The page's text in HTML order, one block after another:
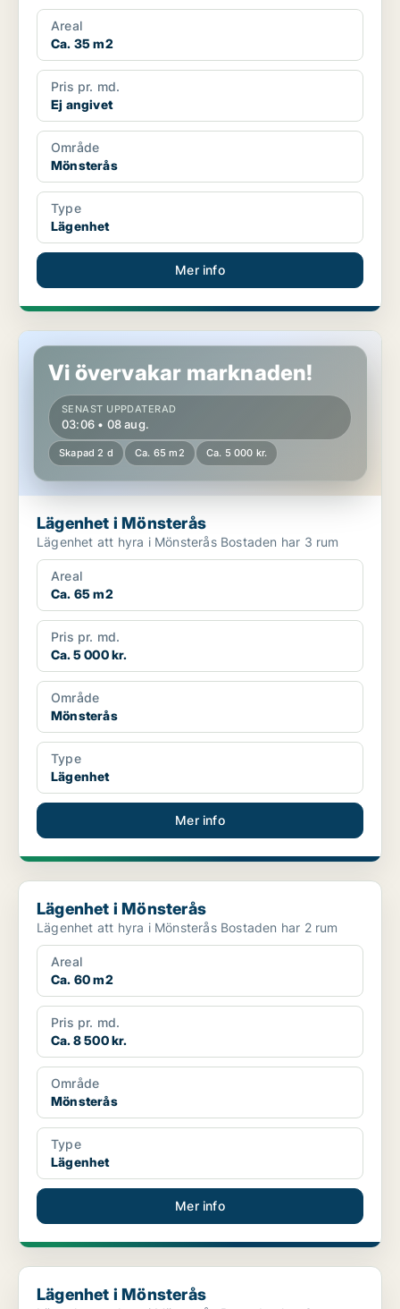
Areal
Ca. 35 m2
Pris pr. md.
Ej angivet
Område
Mönsterås
Type
Lägenhet
Mer info
Lägenhet i Mönsterås
Vi övervakar marknaden!
SENAST UPPDATERAD
03:06 • 08 aug.
Skapad 2 d Ca. 65 m2 Ca. 5 000 kr.
Lägenhet i Mönsterås
Lägenhet att hyra i Mönsterås Bostaden har 3 rum
Areal
Ca. 65 m2
Pris pr. md.
Ca. 5 000 kr.
Område
Mönsterås
Type
Lägenhet
Mer info
Lägenhet i Mönsterås
Lägenhet i Mönsterås
Lägenhet att hyra i Mönsterås Bostaden har 2 rum
Areal
Ca. 60 m2
Pris pr. md.
Ca. 8 500 kr.
Område
Mönsterås
Type
Lägenhet
Mer info
Lägenhet i Mönsterås
Lägenhet i Mönsterås